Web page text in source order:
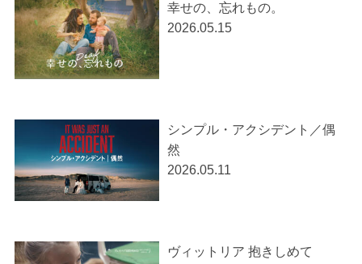
幸せの、忘れもの。
2026.05.15
シンプル・アクシデント／偶
然
2026.05.11
ヴィットリア 抱きしめて